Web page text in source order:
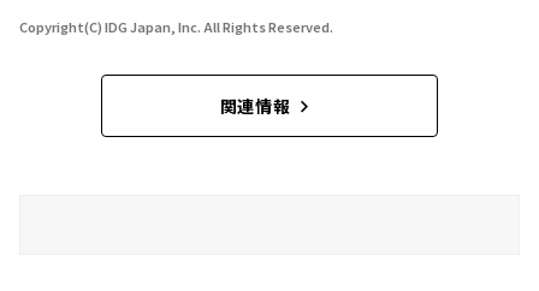
Copyright(C) IDG Japan, Inc. All Rights Reserved.
関連情報